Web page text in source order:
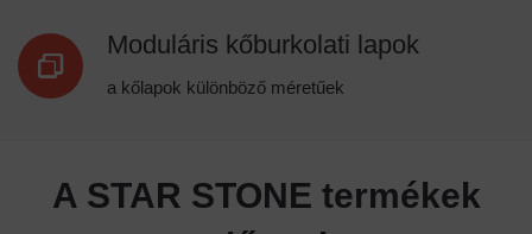
a kőlapok különböző méretűek
előnyei